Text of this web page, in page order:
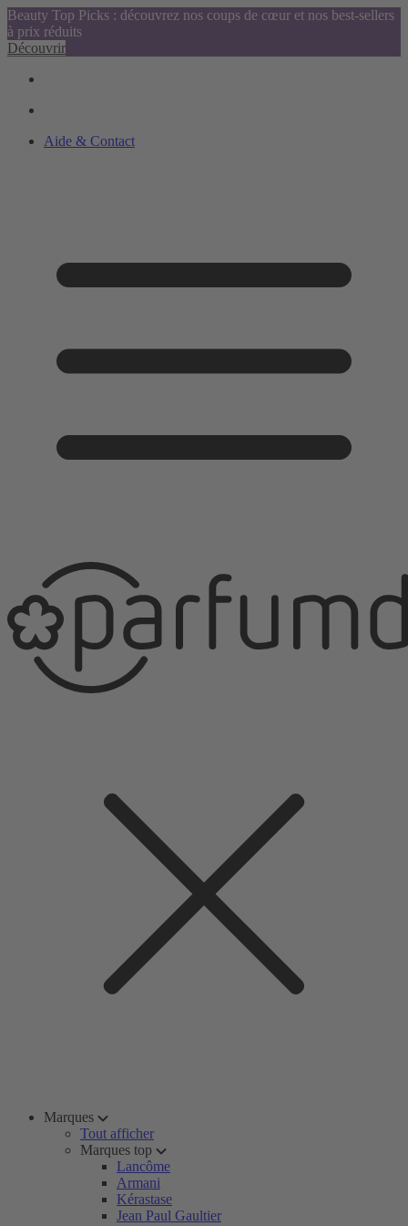
Beauty Top Picks : découvrez nos coups de cœur et nos best-sellers
à prix réduits
Découvrir
Aide & Contact
Marques
Tout afficher
Marques top
Lancôme
Armani
Kérastase
Jean Paul Gaultier